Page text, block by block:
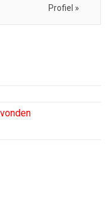
Profiel »